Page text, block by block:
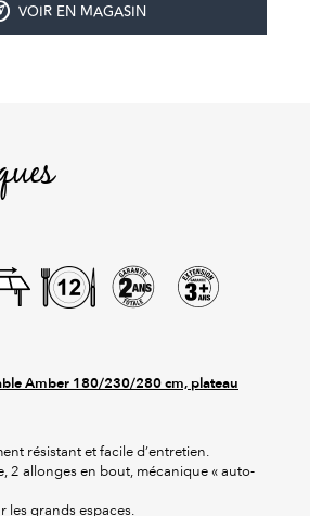
VOIR EN MAGASIN
Amber 180/230/280 cm, plateau
résistant et facile d’entretien.
2 allonges en bout, mécanique « auto-
les grands espaces.